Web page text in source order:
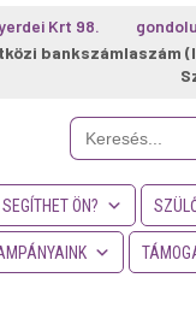
Krt 98.
bankszámlaszám
Search
for:
ÖN?